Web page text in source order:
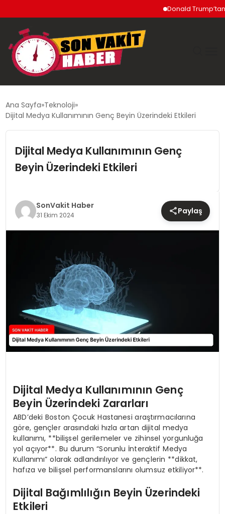
Donald Trump’tan
DÜNYA
EKONOMI
SPOR
TEKNOLOJI
Ana Sayfa Teknoloji
Dijital Medya Kullanımının Genç Beyin Üzerindeki Etkileri
Dijital Medya Kullanımının Genç
Beyin Üzerindeki Etkileri
SonVakit Haber
31 Ekim 2024 Paylaş
Dijital Medya Kullanımının Genç
Beyin Üzerindeki Zararları
ABD’deki Boston Çocuk Hastanesi araştırmacılarına
göre, gençler arasındaki hızla artan dijital medya
kullanımı, **bilişsel gerilemeler ve zihinsel yorgunluğa
yol açıyor**. Bu durum “Sorunlu İnteraktif Medya
Kullanımı” olarak adlandırılıyor ve gençlerin **dikkat,
hafıza ve bilişsel performanslarını olumsuz etkiliyor**.
Dijital Bağımlılığın Beyin Üzerindeki
Etkileri